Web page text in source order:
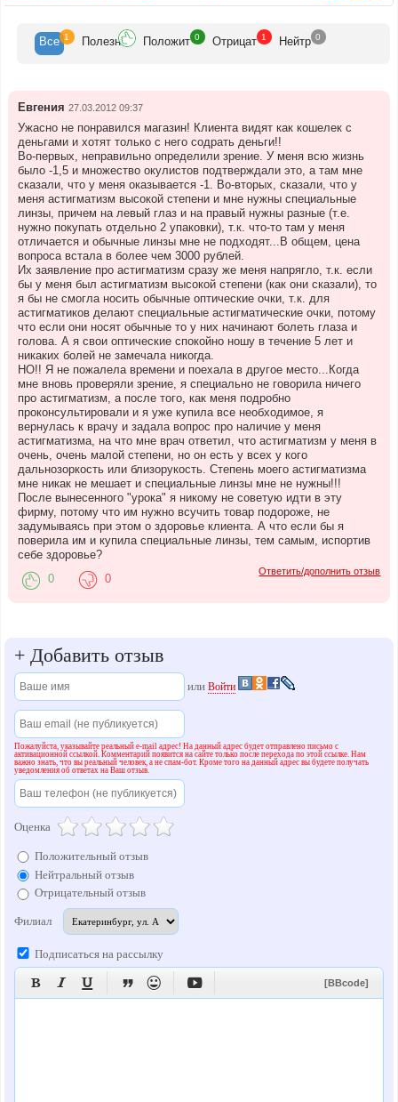
Все 1 Полезн Положит 0 Отрицат 1 Нейтр 0
Евгения 27.03.2012 09:37
Ужасно не понравился магазин! Клиента видят как кошелек с
деньгами и хотят только с него содрать деньги!!
Во-первых, неправильно определили зрение. У меня всю жизнь
было -1,5 и множество окулистов подтверждали это, а там мне
сказали, что у меня оказывается -1. Во-вторых, сказали, что у
меня астигматизм высокой степени и мне нужны специальные
линзы, причем на левый глаз и на правый нужны разные (т.е.
нужно покупать отдельно 2 упаковки), т.к. что-то там у меня
отличается и обычные линзы мне не подходят...В общем, цена
вопроса встала в более чем 3000 рублей.
Их заявление про астигматизм сразу же меня напрягло, т.к. если
бы у меня был астигматизм высокой степени (как они сказали), то
я бы не смогла носить обычные оптические очки, т.к. для
астигматиков делают специальные астигматические очки, потому
что если они носят обычные то у них начинают болеть глаза и
голова. А я свои оптические спокойно ношу в течение 5 лет и
никаких болей не замечала никогда.
НО!! Я не пожалела времени и поехала в другое место...Когда
мне вновь проверяли зрение, я специально не говорила ничего
про астигматизм, а после того, как меня подробно
проконсультировали и я уже купила все необходимое, я
вернулась к врачу и задала вопрос про наличие у меня
астигматизма, на что мне врач ответил, что астигматизм у меня в
очень, очень малой степени, но он есть у всех у кого
дальнозоркость или близорукость. Степень моего астигматизма
мне никак не мешает и специальные линзы мне не нужны!!!
После вынесенного "урока" я никому не советую идти в эту
фирму, потому что им нужно всучить товар подороже, не
задумываясь при этом о здоровье клиента. А что если бы я
поверила им и купила специальные линзы, тем самым, испортив
себе здоровье?
Ответить/дополнить отзыв
0 0
+ Добавить отзыв
илиВойти
Пожалуйста, указывайте реальный e-mail адрес! На данный адрес будет отправлено письмо с
активационной ссылкой. Комментарий появится на сайте только после перехода по этой ссылке. Нам
важно знать, что вы реальный человек, а не спам-бот. Кроме того на данный адрес вы будете получать
уведомления об ответах на Ваш отзыв.
Оценка
Положительный отзыв
Нейтральный отзыв
Отрицательный отзыв
Филиал
Подписаться на рассылку
      [BBcode]